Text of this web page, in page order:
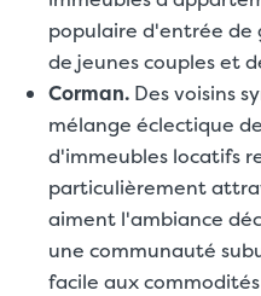
populaire d'entrée de
de jeunes couples et
Corman. Des voisins
mélange éclectique
d'immeubles locatifs
particulièrement
aiment l'ambiance
une communauté
facile aux